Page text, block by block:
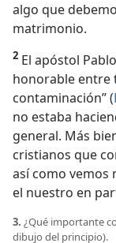
algo que
matrimonio.
2 El apóstol
honorable entre
contaminación” (
no estaba
general. Más
cristianos que
así como vemos
el nuestro en
3. ¿Qué importante
dibujo del principio).